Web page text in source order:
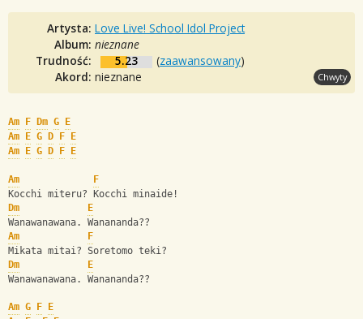
Artysta: Love Live! School Idol Project
Album: nieznane
Trudność:
5.23 (zaawansowany)
Akord: nieznane Chwyty
Am F Dm G
E
Am
E G D F
E
Am
E G D F E
Am
F
Kocchi miteru? Kocchi minaide!
Dm
E
Wanawanawana. Wanananda??
Am
F
Mikata mitai? Soretomo teki?
Dm
E
Wanawanawana. Wanananda??
Am G F
E